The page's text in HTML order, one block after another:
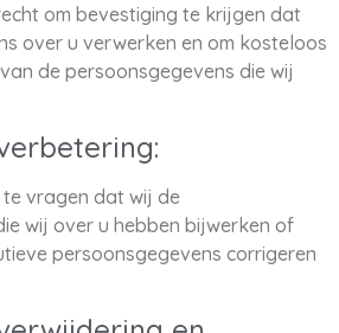
om bevestiging te krijgen dat
over u verwerken en om kosteloos
de persoonsgegevens die wij
vragen dat wij de
wij over u hebben bijwerken of
persoonsgegevens corrigeren